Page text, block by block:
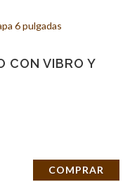
CON VIBRO Y
COMPRAR